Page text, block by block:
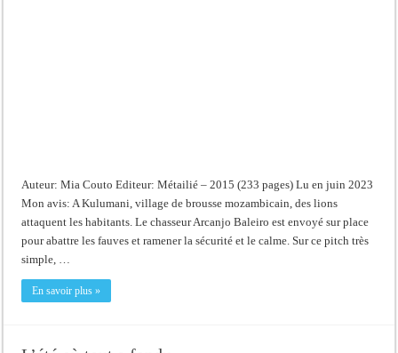
Auteur: Mia Couto Editeur: Métailié – 2015 (233 pages) Lu en juin 2023
Mon avis: A Kulumani, village de brousse mozambicain, des lions
attaquent les habitants. Le chasseur Arcanjo Baleiro est envoyé sur place
pour abattre les fauves et ramener la sécurité et le calme. Sur ce pitch très
simple, …
En savoir plus »